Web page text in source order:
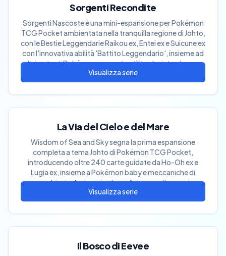
Sorgenti Recondite
Sorgenti Nascoste è una mini-espansione per Pokémon
TCG Pocket ambientata nella tranquilla regione di Johto,
con le Bestie Leggendarie Raikou ex, Entei ex e Suicune ex
con l'innovativa abilità 'Battito Leggendario', insieme ad
altri potenti Pokémon ex e carte utility che introducono
nuova profondità strategica
La Via del Cielo e del Mare
Wisdom of Sea and Sky segna la prima espansione
completa a tema Johto di Pokémon TCG Pocket,
introducendo oltre 240 carte guidate da Ho-Oh ex e
Lugia ex, insieme a Pokémon baby e meccaniche di
scambio rivoluzionarie che enfatizzano l'armonia
elementale tra terra, mare e cielo
Il Bosco di Eevee